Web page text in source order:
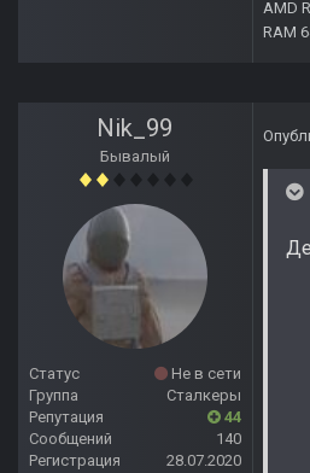
AMD
RAM
Nik_99
Бывалый
Статус
Не в сети
Группа
Сталкеры
Репутация
44
Сообщений
140
Регистрация
28.07.2020